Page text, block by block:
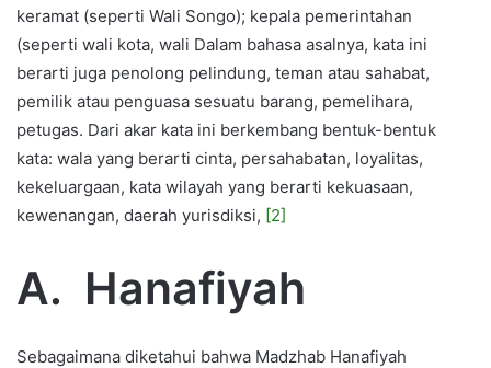
keramat (seperti Wali Songo); kepala pemerintahan
(seperti wali kota, wali Dalam bahasa asalnya, kata ini
berarti juga penolong pelindung, teman atau sahabat,
pemilik atau penguasa sesuatu barang, pemelihara,
petugas. Dari akar kata ini berkembang bentuk-bentuk
kata: wala yang berarti cinta, persahabatan, loyalitas,
kekeluargaan, kata wilayah yang berarti kekuasaan,
kewenangan, daerah yurisdiksi, [2]
A. Hanafiyah
Sebagaimana diketahui bahwa Madzhab Hanafiyah